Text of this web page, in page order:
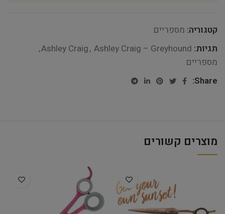
קטגוריה: מספריים
תגיות:
Ashley Craig, Ashley Craig – Greyhound
,
מספריים
Share:
מוצרים קשורים